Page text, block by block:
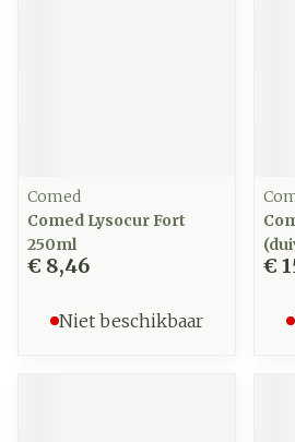
Comed
Comed Lysocur Fort
250ml
€ 8,46
Niet beschikbaar
€